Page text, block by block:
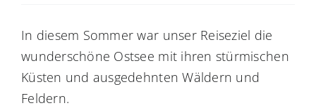
TWG
2017
auf
dem
In diesem Sommer war unser Reiseziel die
wunderschöne Ostsee mit ihren stürmischen
Küsten und ausgedehnten Wäldern und
Feldern.